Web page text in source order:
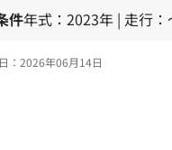
件年式：2023年 | 走行
：2026年06月14日